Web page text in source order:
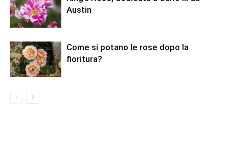
Austin
Come si potano le rose dopo la
fioritura?